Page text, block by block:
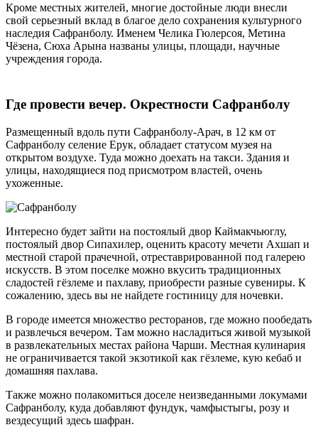
Кроме местных жителей, многие достойные люди внесли
свой серьезный вклад в благое дело сохранения культурного
наследия Сафранболу. Именем Челика Гюлерсоя, Метина
Чёзена, Сюха Арына названы улицы, площади, научные
учреждения города.
Где провести вечер. Окрестности Сафранболу
Размещенный вдоль пути Сафранболу-Арач, в 12 км от
Сафранболу селение Ерук, обладает статусом музея на
открытом воздухе. Туда можно доехать на такси. Здания и
улицы, находящиеся под присмотром властей, очень
ухоженные.
Интересно будет зайти на постоялый двор Каймакчьюглу,
постоялый двор Сипахилер, оценить красоту мечети Ахшап и
местной старой прачечной, отреставрированной под галерею
искусств. В этом поселке можно вкусить традиционных
сладостей гёзлеме и пахлаву, приобрести разные сувениры. К
сожалению, здесь вы не найдете гостиницу для ночевки.
В городе имеется множество ресторанов, где можно пообедать
и развлечься вечером. Там можно насладиться живой музыкой
в развлекательных местах района Чарши. Местная кулинария
не ограничивается такой экзотикой как гёзлеме, кую кебаб и
домашняя пахлава.
Также можно полакомиться доселе неизведанными локумами
Сафранболу, куда добавляют фундук, чамфыстыгы, розу и
вездесущий здесь шафран.